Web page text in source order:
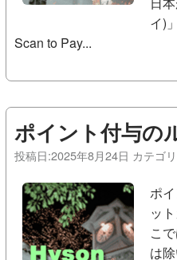
イ)
Scan to Pay...
ポイント付与の
投稿日:2025年8月24日 カテゴ
ポ
ッ
こ
は